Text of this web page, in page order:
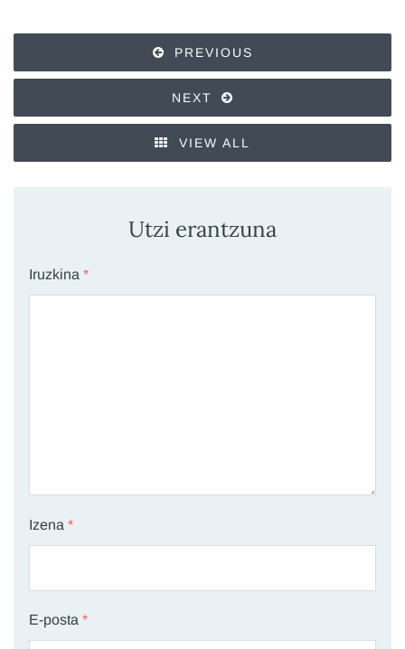
PREVIOUS
NEXT
VIEW ALL
Utzi erantzuna
Iruzkina *
Izena *
E-posta *